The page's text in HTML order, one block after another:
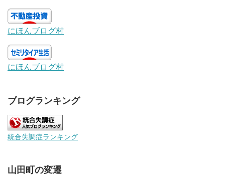
にほんブログ村
にほんブログ村
ブログランキング
統合失調症ランキング
山田町の変遷